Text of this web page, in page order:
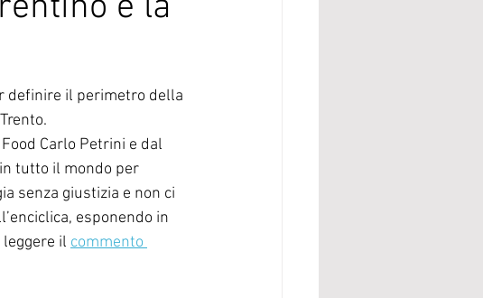
definire il perimetro della
Carlo Petrini e dal
tutto il mondo per
senza giustizia e non ci
esponendo in
il commento